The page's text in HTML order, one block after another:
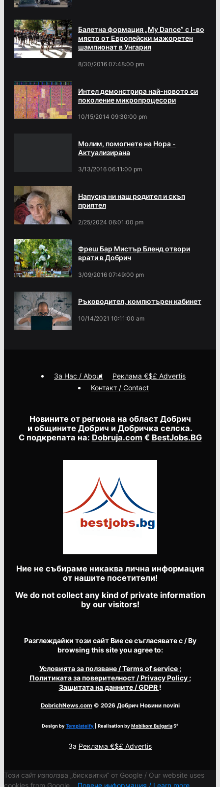
Балетна формация „My Dance” с І-во
място от Европейски мажоретен
шампионат в Унгария
8/30/2016 07:48:00 pm
Интел демонстрира най-новото си
поколение микропроцесори
10/15/2014 09:30:00 pm
Молим, помогнете на Нора -
Актуализирана
3/13/2016 06:11:00 pm
Напусна ни наш родител и скъп
приятел
2/25/2024 06:01:00 pm
Фреш Бар Мистър Бленд отвори
врати в Добрич
3/09/2016 07:49:00 pm
Ръководител, компютърен кабинет
10/14/2021 10:11:00 am
Новините от региона на област Добрич
и общините Добрич и Добричка селска.
С подкрепата на: Dobruja.com € BestJobs.BG
Ние не събираме никаква лична информация
от нашите посетители!
We do not collect any kind of private information
by our visitors!
Разглеждайки този сайт Вие се съгласявате с / By
browsing this site you agree to:
Условията за ползване/ Terms of service ;
Политиката за поверителност/ Privacy Policy ;
Защитата на данните/ GDPR !
DobrichNews.com © 2026 Добрич Новини novini
Design byTemplateify | Realisation byMobikom Bulgaria5³
За Реклама €$£ Advertis
За Нас / About
Реклама €$£ Advertis
Контакт / Contact
Този сайт използва „бисквитки“ от Google / Our website uses
cookies from Google... Повече информация / Learn more